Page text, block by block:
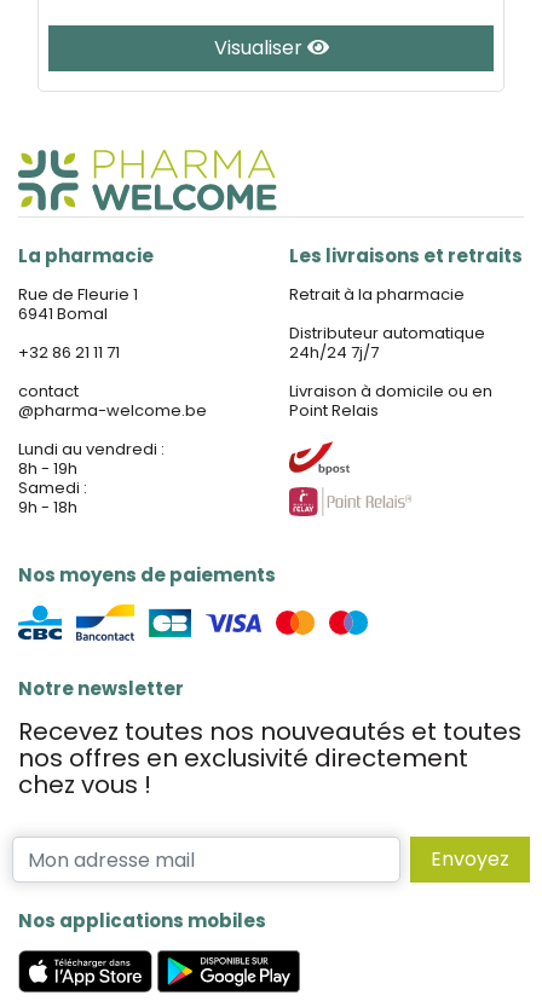
Visualiser
La pharmacie
Rue de Fleurie 1
6941 Bomal
+32 86 21 11 71
contact
@pharma-welcome.be
Lundi au vendredi :
8h - 19h
Samedi :
9h - 18h
Nos moyens de paiements
Les livraisons et retraits
Retrait à la pharmacie
Distributeur automatique
24h/24 7j/7
Livraison à domicile ou en
Point Relais
Notre newsletter
Recevez toutes nos nouveautés et toutes
nos offres en exclusivité directement
chez vous !
Envoyez
Nos applications mobiles